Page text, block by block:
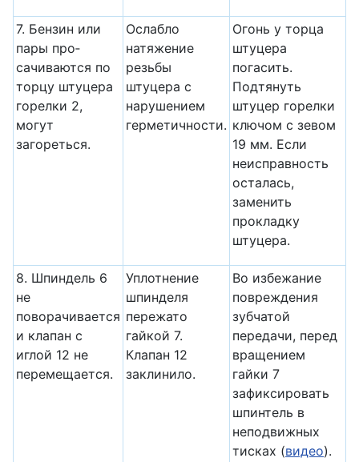
7. Бензин или
пары про­
сачиваются по
торцу штуцера
горелки 2,
могут
загореться.
Ослабло
натяжение
резьбы
штуцера с
нару­шением
герметичности.
Огонь у торца
штуцера
погасить.
Подтянуть
штуцер горелки
ключом с зевом
19 мм. Если
неисправность
осталась,
заменить
прокладку
штуцера.
8. Шпиндель 6
не
поворачивается
и клапан с
иглой 12 не
перемещается.
Уплотне­ние
шпинделя
пережато
гайкой 7.
Клапан 12
заклинило.
Во избежание
повреждения
зубчатой
передачи, перед
вращением
гайки 7
зафиксировать
шпинтель в
неподвижных
тисках (видео).